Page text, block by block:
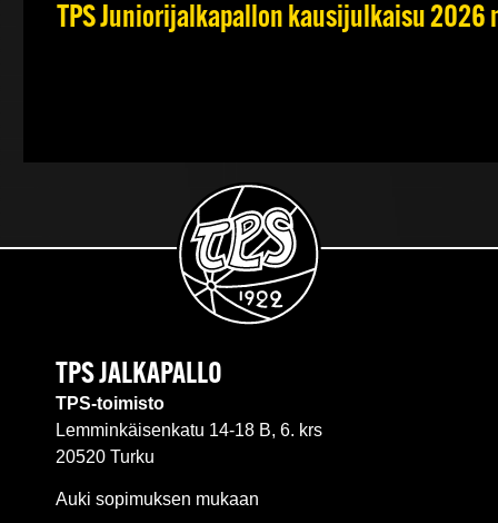
TPS Juniorijalkapallon kausijulkaisu 2026
TPS JALKAPALLO
TPS-toimisto
Lemminkäisenkatu 14-18 B, 6. krs
20520 Turku
Auki sopimuksen mukaan